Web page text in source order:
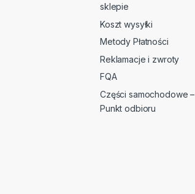
sklepie
Koszt wysyłki
Metody Płatności
Reklamacje i zwroty
FQA
Części samochodowe –
Punkt odbioru